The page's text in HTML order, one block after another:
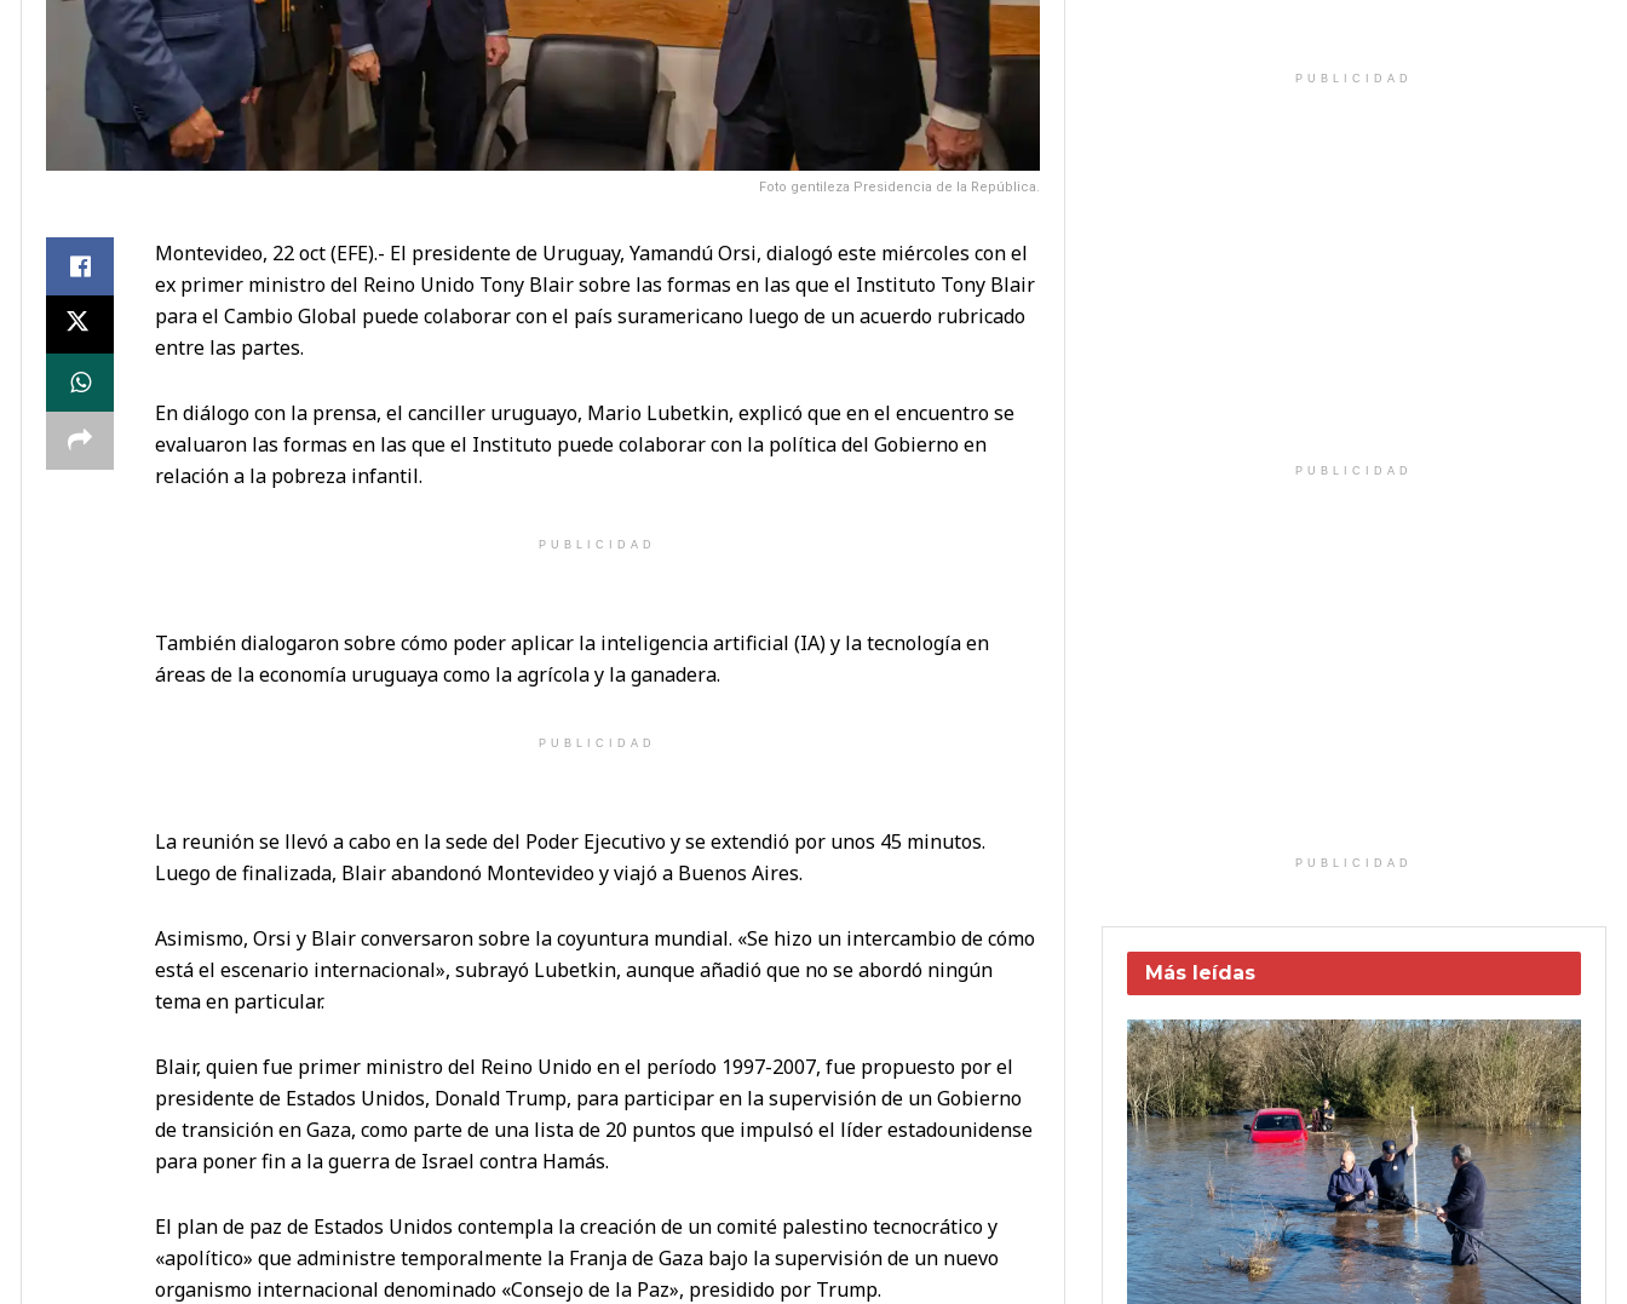
Foto gentileza Presidencia de la República.
Montevideo, 22 oct (EFE).- El presidente de Uruguay, Yamandú Orsi, dialogó este miércoles con el
ex primer ministro del Reino Unido Tony Blair sobre las formas en las que el Instituto Tony Blair
para el Cambio Global puede colaborar con el país suramericano luego de un acuerdo rubricado
entre las partes.
En diálogo con la prensa, el canciller uruguayo, Mario Lubetkin, explicó que en el encuentro se
evaluaron las formas en las que el Instituto puede colaborar con la política del Gobierno en
relación a la pobreza infantil.
PUBLICIDAD
También dialogaron sobre cómo poder aplicar la inteligencia artificial (IA) y la tecnología en
áreas de la economía uruguaya como la agrícola y la ganadera.
PUBLICIDAD
La reunión se llevó a cabo en la sede del Poder Ejecutivo y se extendió por unos 45 minutos.
Luego de finalizada, Blair abandonó Montevideo y viajó a Buenos Aires.
Asimismo, Orsi y Blair conversaron sobre la coyuntura mundial. «Se hizo un intercambio de cómo
está el escenario internacional», subrayó Lubetkin, aunque añadió que no se abordó ningún
tema en particular.
Blair, quien fue primer ministro del Reino Unido en el período 1997-2007, fue propuesto por el
presidente de Estados Unidos, Donald Trump, para participar en la supervisión de un Gobierno
de transición en Gaza, como parte de una lista de 20 puntos que impulsó el líder estadounidense
para poner fin a la guerra de Israel contra Hamás.
El plan de paz de Estados Unidos contempla la creación de un comité palestino tecnocrático y
«apolítico» que administre temporalmente la Franja de Gaza bajo la supervisión de un nuevo
organismo internacional denominado «Consejo de la Paz», presidido por Trump.
PUBLICIDAD
PUBLICIDAD
PUBLICIDAD
Más leídas